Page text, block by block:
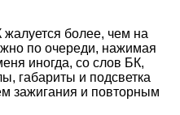
жалуется более, чем на
по очереди, нажимая
иногда, со слов БК,
габариты и подсветка
зажигания и повторным